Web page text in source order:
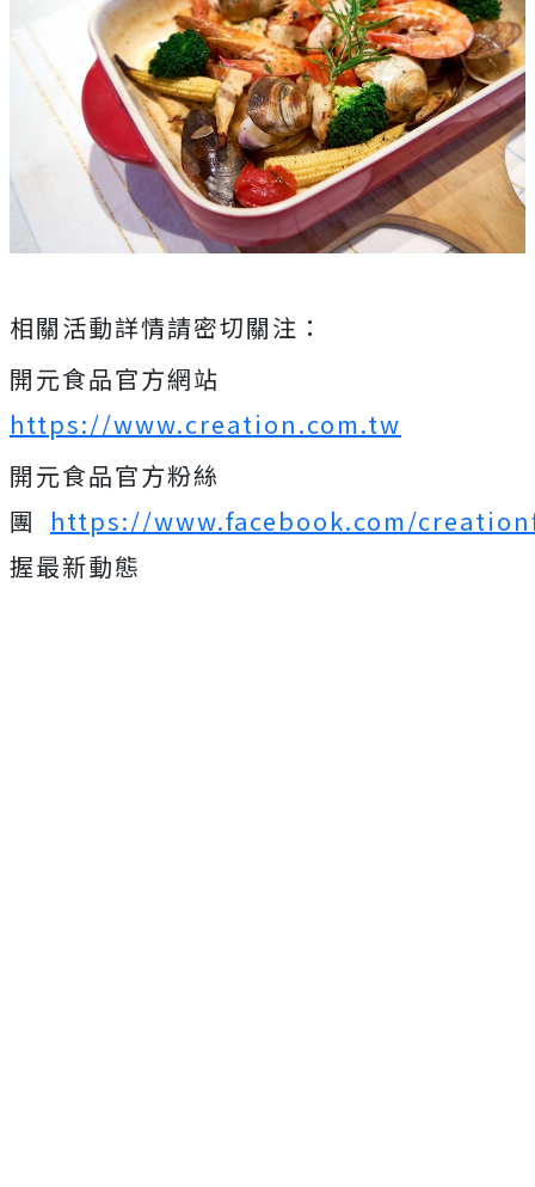
相關活動詳情請密切關注：
開元食品官方網站
https://www.creation.com.tw
開元食品官方粉絲
團 https://www.facebook.com/
握最新動態